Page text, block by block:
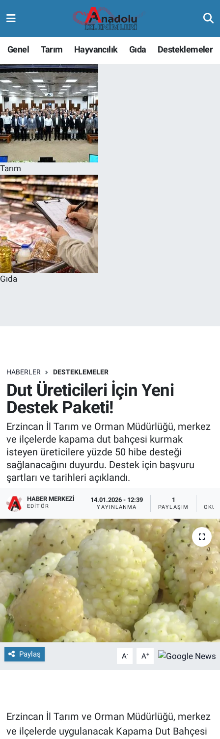
Genel Tarım Hayvancılık Gıda Desteklemeler
Tarım
Gıda
HABERLER DESTEKLEMELER
Dut Üreticileri İçin Yeni
Destek Paketi!
Erzincan İl Tarım ve Orman Müdürlüğü, merkez
ve ilçelerde kapama dut bahçesi kurmak
isteyen üreticilere yüzde 50 hibe desteği
sağlanacağını duyurdu. Destek için başvuru
şartları ve tarihleri açıklandı.
HABER MERKEZI
EDITÖR
14.01.2026 - 12:39
YAYINLANMA
1
PAYLAŞIM
Paylaş A- A+
Erzincan İl Tarım ve Orman Müdürlüğü, merkez
ve ilçelerde uygulanacak Kapama Dut Bahçesi